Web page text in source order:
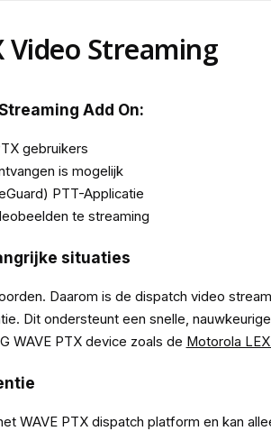
Video Streaming
Add On:
gebruikers
is mogelijk
PTT-Applicatie
te streaming
situaties
Daarom is de dispatch video
Dit ondersteunt een snelle,
WAVE PTX device zoals de Motorola LEX
WAVE PTX dispatch platform en kan